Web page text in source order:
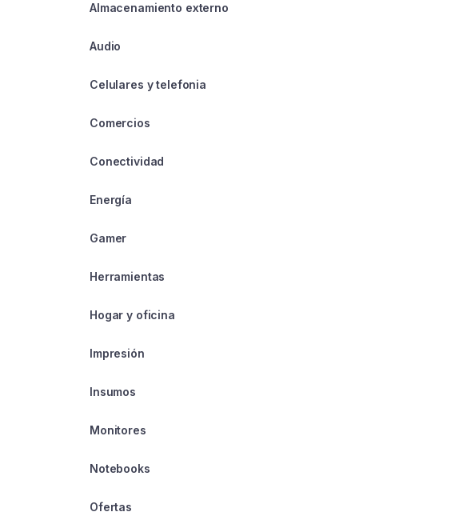
Almacenamiento externo
Audio
Celulares y telefonia
Comercios
Conectividad
Energía
Gamer
Herramientas
Hogar y oficina
Impresión
Insumos
Monitores
Notebooks
Ofertas